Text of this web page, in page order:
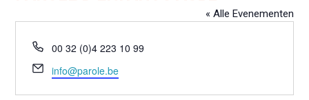
« Alle Evenementen
Telefoon
00 32 (0)4 223 10 99
E-
mail
info@parole.be